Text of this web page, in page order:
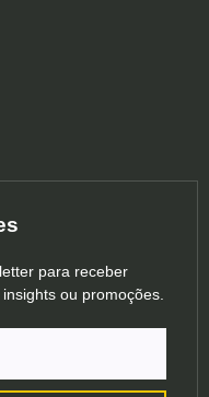
para receber
ou promoções.